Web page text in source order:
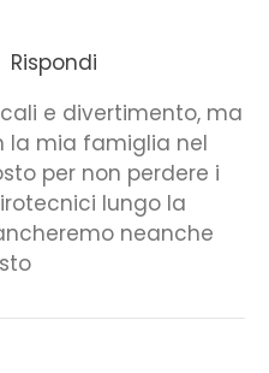
Rispondi
e divertimento, ma
la mia famiglia nel
per non perdere i
lungo la
neanche